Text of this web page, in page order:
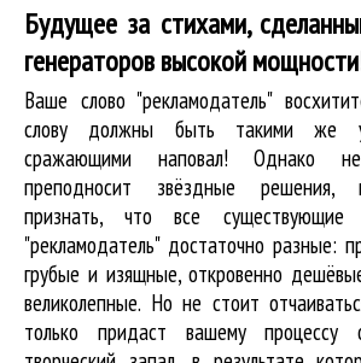
Будущее за стихами,
генераторов высокой
Ваше слово "рекламодатель"
слову должны быть такими же
сражающими наповал! Однако
преподносит звёздные решения,
признать, что все
"рекламодатель" достаточно разные:
грубые и изящные, откровенно
великолепные. Но не стоит
только придаст вашему процессу